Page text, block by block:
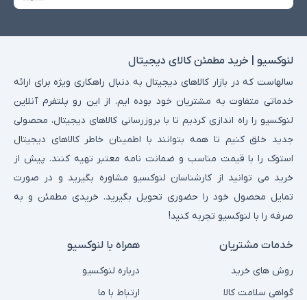
لنوکسیو | خرید مطمئن کالای دیجیتال
سالهاست که در بازار کالاهای دیجیتال به دنبال راهکاری ویژه برای ارائه
خدماتی متفاوت به مشتریان خود بوده ایم. از این رو پلتفرم آنلاین
لنوکسیو را راه اندازی کردیم تا با بروزرسانی کالاهای دیجیتال، محصولی
جدید خلق کنیم تا همه بتوانند با اطمینان خاطر کالاهای دیجیتال
استوک را با قیمت مناسب و ضمانت نامه معتبر تهیه کنند. پیش از
خرید می توانید از کارشناسان لنوکسیو مشاوره بگیرید و در صورت
تمایل محصول خود را حضوری تحویل بگیرید. خریدی مطمئن و به
صرفه را با لنوکسیو تجربه کنید!
خدمات مشتریان
روش های خرید
گواهی سلامت کالا
همراه با لنوکسیو
درباره لنوکسیو
ارتباط با ما